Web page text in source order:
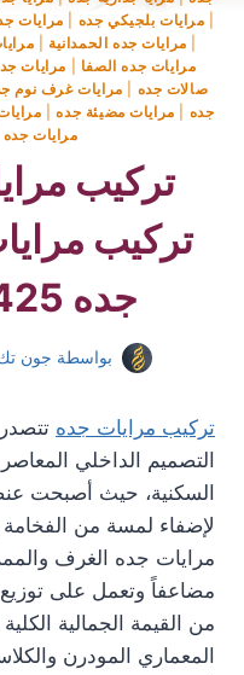
مرايات بلجيكي جده مرايات
مرايات جده الحمدانية
مرايات جده الصفا
مرايات
صالات جده
مرايات غرف نوم
جده
مرايات مضيئة جده|
مرايات جده
تركيب
تركيب
جده 0536399425
بواسطة جون
تركيب مرايات جده
التصميم الداخلي
السكنية، حيث أصبحت
لإضفاء لمسة من
مرايات جده الغرف
مضاعفاً وتعمل على
من القيمة الجمالية
المعماري المودرن